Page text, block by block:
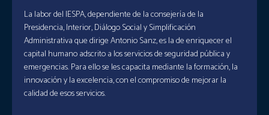
La labor del IESPA, dependiente de la consejería de la
Presidencia, Interior, Diálogo Social y Simplificación
Administrativa que dirige Antonio Sanz, es la de enriquecer el
capital humano adscrito a los servicios de seguridad pública y
emergencias. Para ello se les capacita mediante la formación, la
innovación y la excelencia, con el compromiso de mejorar la
calidad de esos servicios.